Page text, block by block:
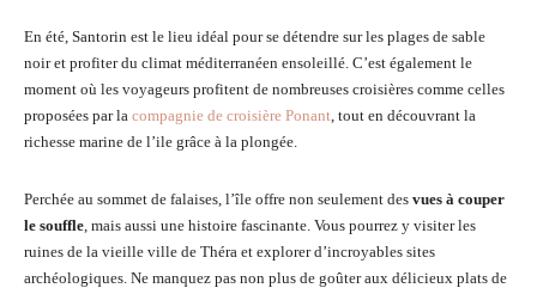
En été, Santorin est le lieu idéal pour se détendre sur les plages de sable
noir et profiter du climat méditerranéen ensoleillé. C’est également le
moment où les voyageurs profitent de nombreuses croisières comme celles
proposées par la compagnie de croisière Ponant, tout en découvrant la
richesse marine de l’ile grâce à la plongée.
Perchée au sommet de falaises, l’île offre non seulement des vues à couper
le souffle, mais aussi une histoire fascinante. Vous pourrez y visiter les
ruines de la vieille ville de Théra et explorer d’incroyables sites
archéologiques. Ne manquez pas non plus de goûter aux délicieux plats de